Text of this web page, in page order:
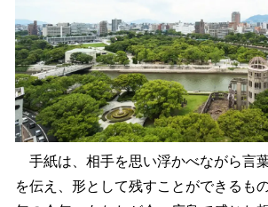
手紙は、相手を思い浮かべながら言
を伝え、形として残すことができるも